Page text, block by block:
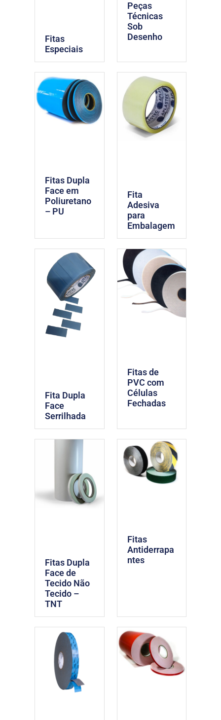
Fitas
Especiais
Peças
Técnicas
Sob
Desenho
Fitas Dupla
Face em
Poliuretano
– PU
Fita
Adesiva
para
Embalagem
Fita Dupla
Face
Serrilhada
Fitas de
PVC com
Células
Fechadas
Fitas Dupla
Face de
Tecido Não
Tecido –
TNT
Fitas
Antiderrapa
ntes